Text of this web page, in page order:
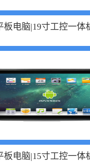
板电脑|19寸工控一体
板电脑|15寸工控一体